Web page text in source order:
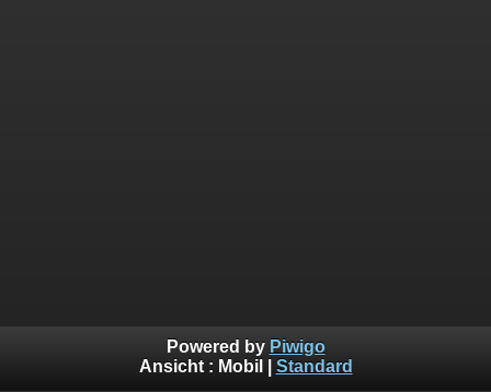
Powered by Piwigo
Ansicht : Mobil Standard